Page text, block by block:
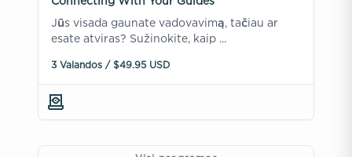
Jūs visada gaunate vadovavimą, tačiau ar
esate atviras? Sužinokite, kaip ...
3 Valandos / $49.95 USD